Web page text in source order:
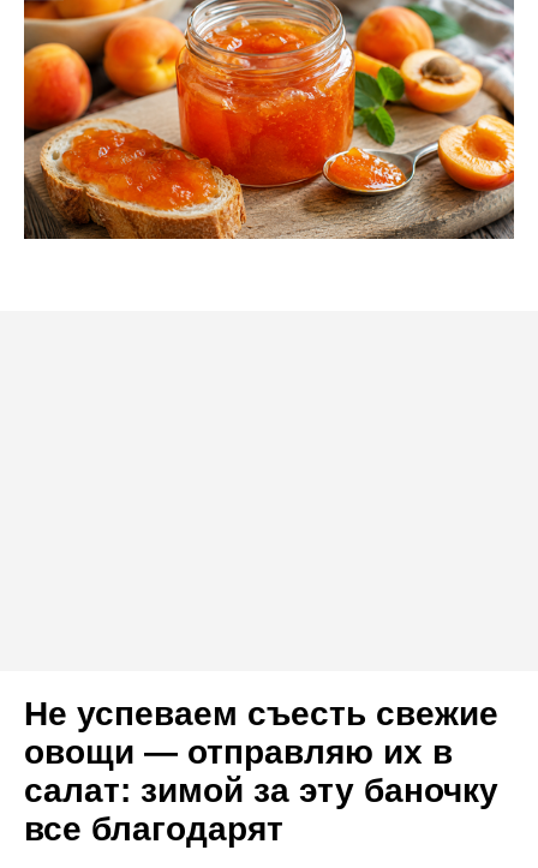
Не успеваем съесть свежие
овощи — отправляю их в
салат: зимой за эту баночку
все благодарят